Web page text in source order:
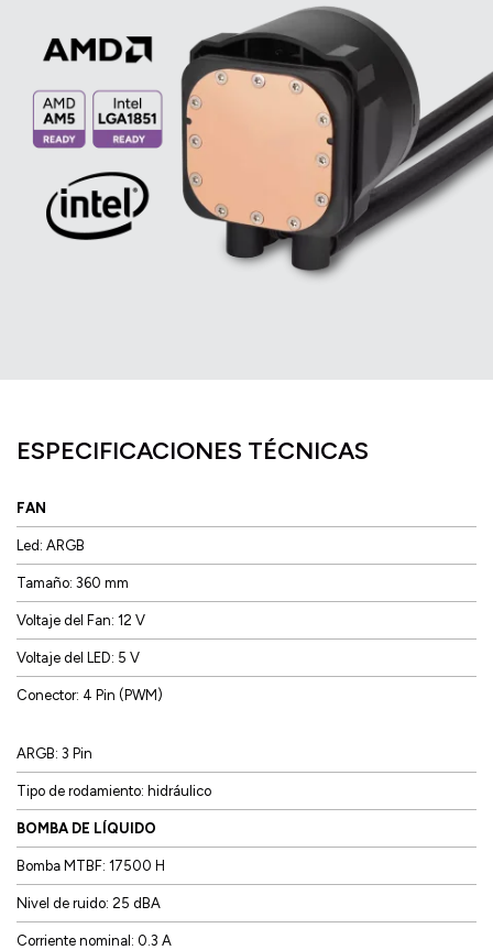
ESPECIFICACIONES TÉCNICAS
FAN
Led: ARGB
Tamaño: 360 mm
Voltaje del Fan: 12 V
Voltaje del LED: 5 V
Conector: 4 Pin (PWM)
ARGB: 3 Pin
Tipo de rodamiento: hidráulico
BOMBA DE LÍQUIDO
Bomba MTBF: 17500 H
Nivel de ruido: 25 dBA
Corriente nominal: 0.3 A